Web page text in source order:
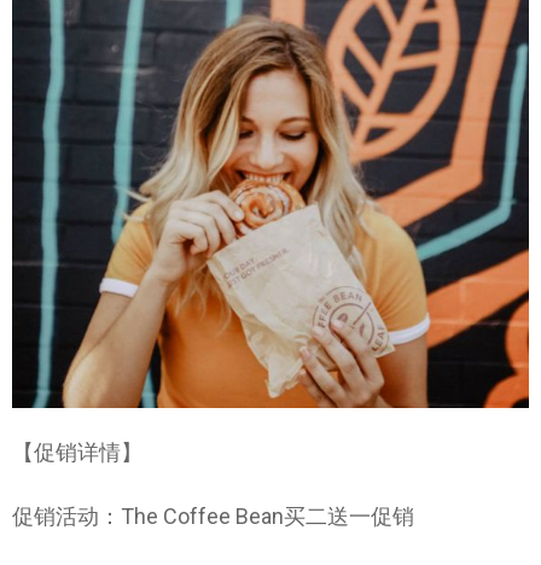
【促销详情】
促销活动：The Coffee Bean买二送一促销